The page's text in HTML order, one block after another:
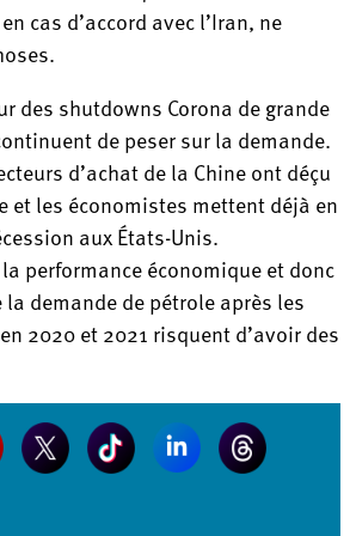
cas d’accord avec l’Iran, ne
des shutdowns Corona de grande
de peser sur la demande.
d’achat de la Chine ont déçu
et les économistes mettent déjà en
aux États-Unis.
performance économique et donc
demande de pétrole après les
2020 et 2021 risquent d’avoir des